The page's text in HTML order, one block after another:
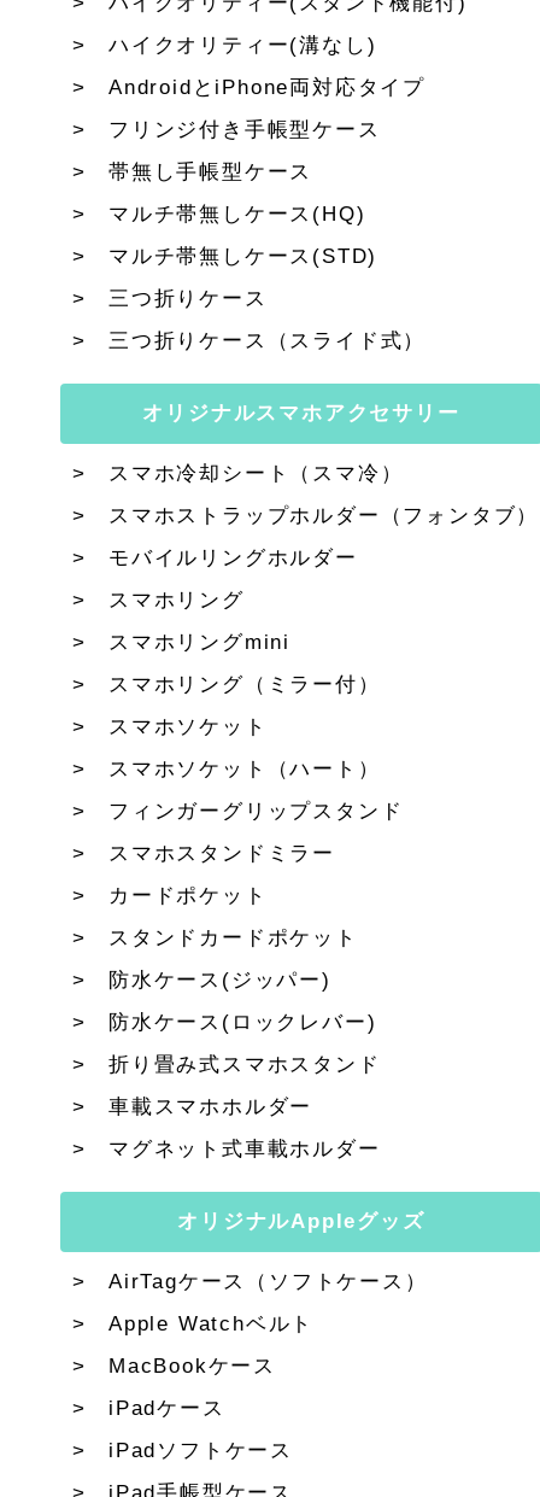
ハイクオリティー(溝なし)
AndroidとiPhone両対応タイプ
フリンジ付き手帳型ケース
帯無し手帳型ケース
マルチ帯無しケース(HQ)
マルチ帯無しケース(STD)
三つ折りケース
三つ折りケース（スライド式）
オリジナルスマホアクセサリー
スマホ冷却シート（スマ冷）
スマホストラップホルダー（フォンタブ）
モバイルリングホルダー
スマホリング
スマホリングmini
スマホリング（ミラー付）
スマホソケット
スマホソケット（ハート）
フィンガーグリップスタンド
スマホスタンドミラー
カードポケット
スタンドカードポケット
防水ケース(ジッパー)
防水ケース(ロックレバー)
折り畳み式スマホスタンド
車載スマホホルダー
マグネット式車載ホルダー
オリジナルAppleグッズ
AirTagケース（ソフトケース）
Apple Watchベルト
MacBookケース
iPadケース
iPadソフトケース